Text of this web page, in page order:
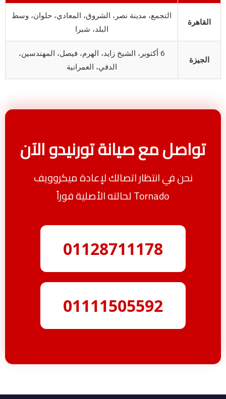
القاهرة
التجمع، مدينة نصر، الشروق، المعادي، حلوان، وسط
البلد، شبرا
الجيزة
6 أكتوبر، الشيخ زايد، الهرم، فيصل، المهندسين،
الدقي، العمرانية
تواصل مع صيانة تورنيدو الآن
نحن في انتظار اتصالك لإعادة ميكروويف
Tornado لحالته الأصلية فوراً
01128711178
01111505592